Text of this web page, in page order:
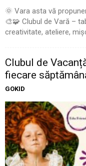
🌞 Vara asta vă
🎨🧩 Clubul de Vară –
creativitate, ateliere,
Clubul de
fiecare
GOKID